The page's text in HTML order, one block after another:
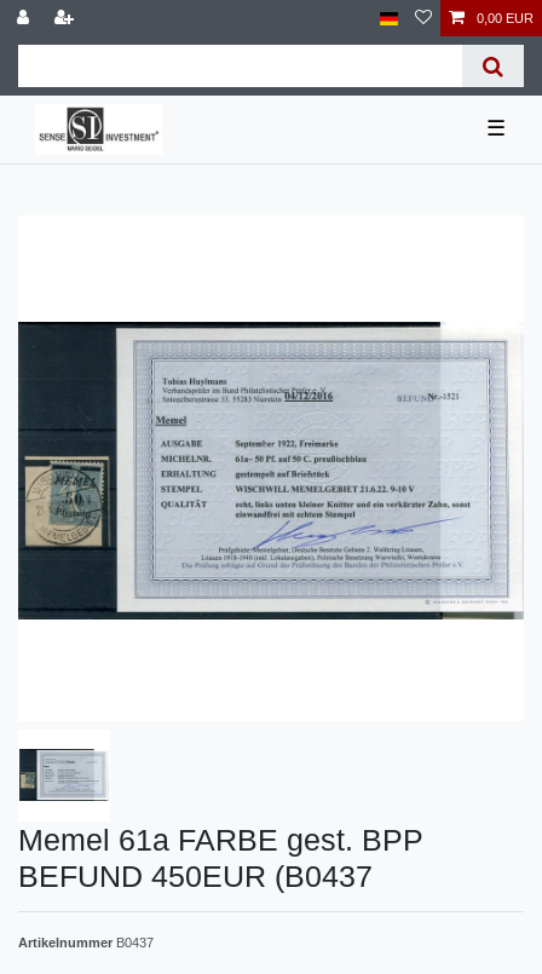
0,00 EUR
☰
Memel 61a FARBE gest. BPP
BEFUND 450EUR (B0437
Artikelnummer B0437